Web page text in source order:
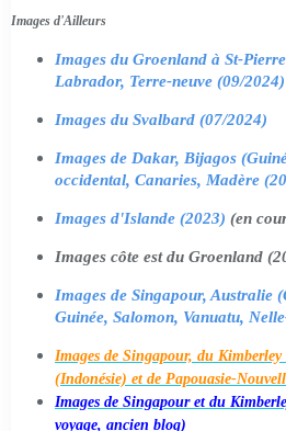
Images d'Ailleurs
Images du Groenland à St-
Labrador, Terre-neuve (09/2024)
Images du Svalbard (07/2024)
Images de Dakar, Bijagos
occidental, Canaries, Madère
Images d'Islande (2023) (en
Images côte est du Groenland
Images de Singapour, Australie
Guinée, Salomon, Vanuatu,
Images de Singapour, du
(Indonésie) et de Papouasie-
Images de Singapour et du
voyage, ancien blog)